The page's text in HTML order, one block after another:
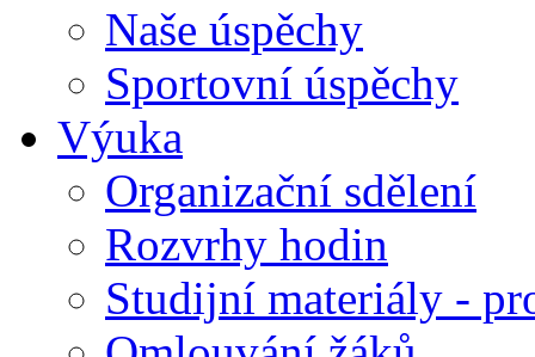
Naše úspěchy
Sportovní úspěchy
Výuka
Organizační sdělení
Rozvrhy hodin
Studijní materiály -